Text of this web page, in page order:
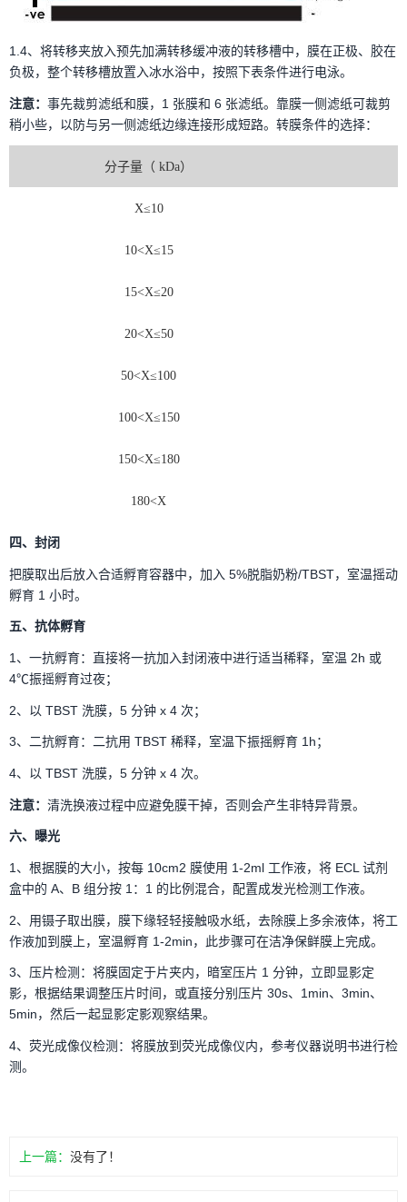
1.4、将转移夹放入预先加满转移缓冲液的转移槽中，膜在正极、胶在
负极，整个转移槽放置入冰水浴中，按照下表条件进行电泳。
注意： 事先裁剪滤纸和膜，1 张膜和 6 张滤纸。靠膜一侧滤纸可裁剪
稍小些，以防与另一侧滤纸边缘连接形成短路。转膜条件的选择：
分子量（ kDa）
X≤10
10<X≤15
15<X≤20
20<X≤50
50<X≤100
100<X≤150
150<X≤180
180<X
四、封闭
把膜取出后放入合适孵育容器中，加入 5%脱脂奶粉/TBST，室温摇动
孵育 1 小时。
五、抗体孵育
1、一抗孵育：直接将一抗加入封闭液中进行适当稀释，室温 2h 或
4℃振摇孵育过夜；
2、以 TBST 洗膜，5 分钟 x 4 次；
3、二抗孵育：二抗用 TBST 稀释，室温下振摇孵育 1h；
4、以 TBST 洗膜，5 分钟 x 4 次。
注意： 清洗换液过程中应避免膜干掉，否则会产生非特异背景。
六、曝光
1、根据膜的大小，按每 10cm2 膜使用 1-2ml 工作液，将 ECL 试剂
盒中的 A、B 组分按 1：1 的比例混合，配置成发光检测工作液。
2、用镊子取出膜，膜下缘轻轻接触吸水纸，去除膜上多余液体，将工
作液加到膜上，室温孵育 1-2min，此步骤可在洁净保鲜膜上完成。
3、压片检测：将膜固定于片夹内，暗室压片 1 分钟，立即显影定
影，根据结果调整压片时间，或直接分别压片 30s、1min、3min、
5min，然后一起显影定影观察结果。
4、荧光成像仪检测：将膜放到荧光成像仪内，参考仪器说明书进行检
测。
上一篇： 没有了！